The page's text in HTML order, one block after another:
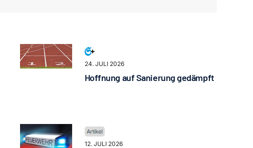
24. JULI 2026
Hoffnung auf Sanierung gedämpft
12. JULI 2026